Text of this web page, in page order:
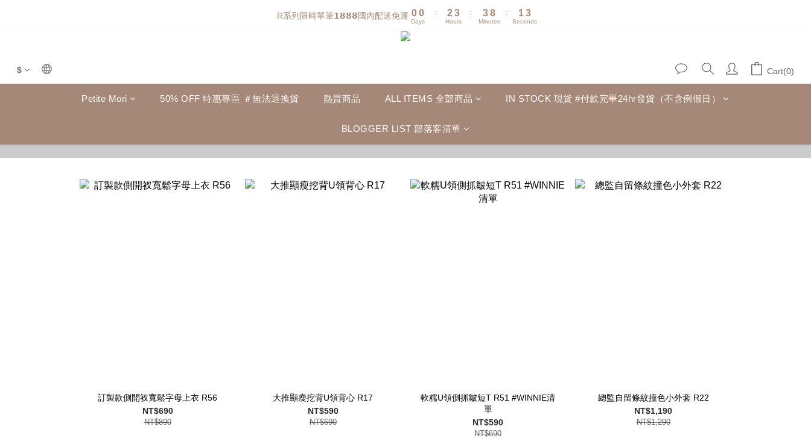
R系列限時單筆𝟭𝟴𝟴𝟴國內配送免運 00
Days
:
2
1
3
2
Hours
:
3
2
8
7
Minutes
:
1
0
3
2
Seconds
$ Cart(0)
Petite Mori 50% OFF 特惠專區 ＃無法退換貨 熱賣商品 ALL ITEMS 全部商品 IN STOCK 現貨 #付款完畢24hr發貨（不含例假日）
BLOGGER LIST 部落客清單
訂製款側開衩寬鬆字母上衣 R56
NT$690
NT$890
大推顯瘦挖背U領背心 R17
NT$590
NT$690
軟糯U領側抓皺短T R51 #WINNIE清
單
NT$590
NT$690
總監自留條紋撞色小外套 R22
NT$1,190
NT$1,290